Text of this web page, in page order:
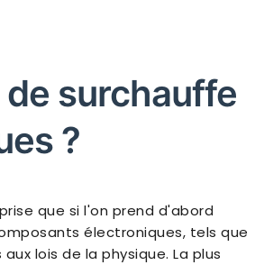
surchauffe
?
que si l'on prend d'abord
électroniques, tels que
lois de la physique. La plus